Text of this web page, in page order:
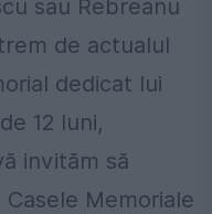
sau Rebreanu
de actualul
dedicat lui
12 luni,
invităm să
Memoriale